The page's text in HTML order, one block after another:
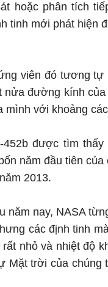
hoặc phân tích
tinh mới phát hiện
viên đó tương
nửa đường kính
mình với khoảng
452b được tìm
năm đầu tiên
2013.
năm nay, NASA
các định tinh
nhỏ và nhiệt độ
Mặt trời của chúng